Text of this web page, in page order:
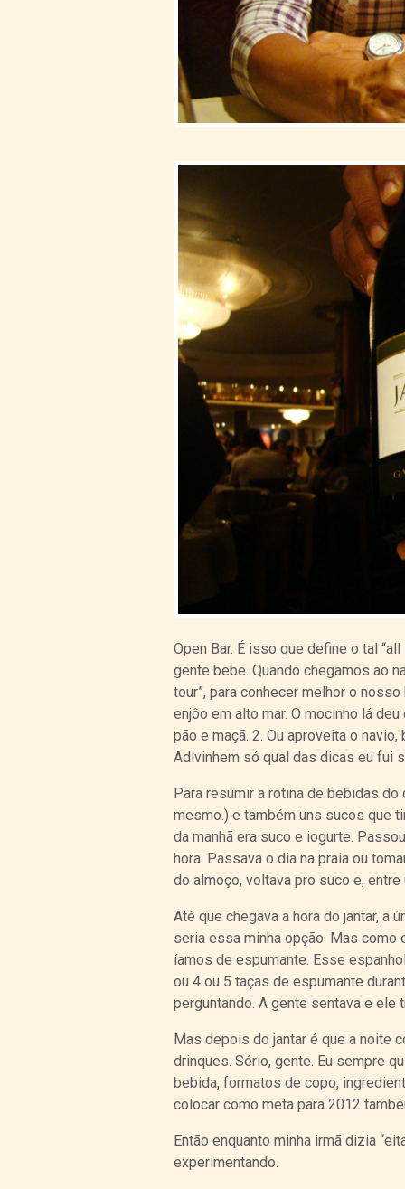
Open Bar. É isso que define o tal
gente bebe. Quando chegamos ao
tour”, para conhecer melhor o
enjôo em alto mar. O mocinho lá
pão e maçã. 2. Ou aproveita o
Adivinhem só qual das dicas eu fui
Para resumir a rotina de bebidas do
mesmo.) e também uns sucos que
da manhã era suco e iogurte.
hora. Passava o dia na praia ou
do almoço, voltava pro suco e,
Até que chegava a hora do jantar, a
seria essa minha opção. Mas como
íamos de espumante. Esse
ou 4 ou 5 taças de espumante
perguntando. A gente sentava e ele
Mas depois do jantar é que a noite
drinques. Sério, gente. Eu sempre
bebida, formatos de copo,
colocar como meta para 2012
Então enquanto minha irmã dizia
experimentando.